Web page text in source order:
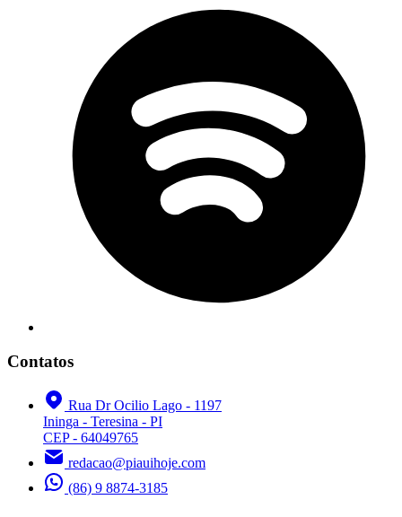
Contatos
Rua Dr Ocilio Lago - 1197
Ininga - Teresina - PI
CEP - 64049765
redacao@piauihoje.com
(86) 9 8874-3185